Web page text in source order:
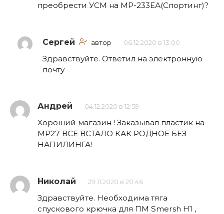
преобрести УСМ на МР-233ЕА(Спортинг)?
Сергей автор 06.12.2020 в 13:00
Здравствуйте. Ответил на электронную
почту
Андрей 04.12.2020 в 12:59
Хороший магазин ! Заказывал пластик на
МР27 ВСЕ ВСТАЛО КАК РОДНОЕ БЕЗ
НАПИЛИНГА!
Николай 29.11.2020 в 20:46
Здравствуйте. Необходима тяга
спускового крючка для ПМ Smersh H1 ,